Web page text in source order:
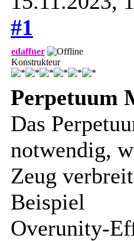
#1
edaffner
Konstrukteur
Perpetuum
Das
notwendig,
Zeug
Beispiel
Overunity-